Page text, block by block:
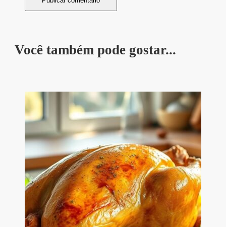
Você também pode gostar...